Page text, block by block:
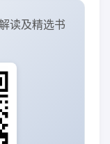
读及精选书